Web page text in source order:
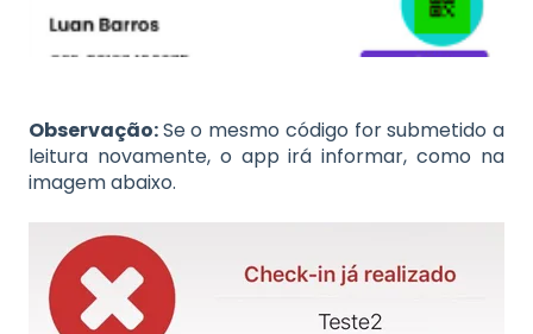
Observação:Se o mesmo código for submetido a
leitura novamente, o app irá informar, como na
imagem abaixo.